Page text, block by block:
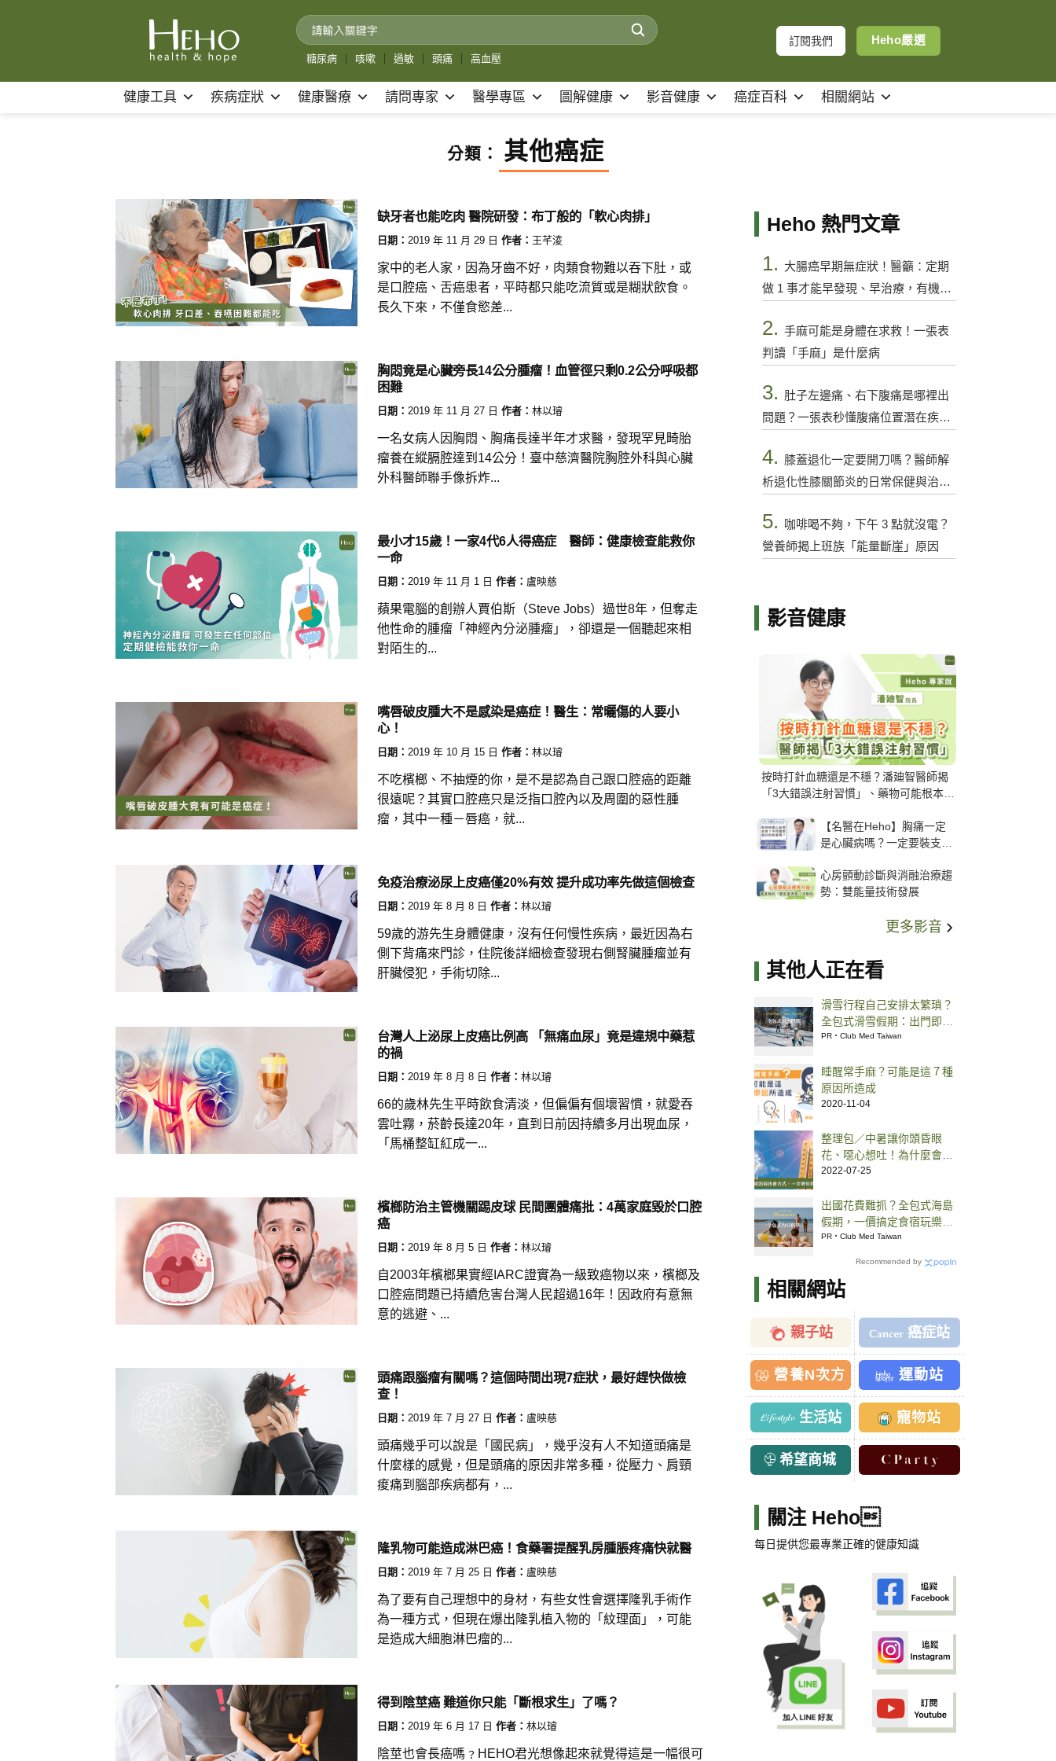
糖尿病 咳嗽 過敏 頭痛 高血壓
訂閱我們 Heho嚴選
健康工具 疾病症狀 健康醫療 請問專家 醫學專區 圖解健康 影音健康 癌症百科 相關網站
分類： 其他癌症
缺牙者也能吃肉 醫院研發：布丁般的「軟心肉排」
日期： 2019 年 11 月 29 日 作者： 王芊淩
家中的老人家，因為牙齒不好，肉類食物難以吞下肚，或
是口腔癌、舌癌患者，平時都只能吃流質或是糊狀飲食。
長久下來，不僅食慾差...
胸悶竟是心臟旁長14公分腫瘤！血管徑只剩0.2公分呼吸都
困難
日期： 2019 年 11 月 27 日 作者： 林以璿
一名女病人因胸悶、胸痛長達半年才求醫，發現罕見畸胎
瘤養在縱膈腔達到14公分！臺中慈濟醫院胸腔外科與心臟
外科醫師聯手像拆炸...
最小才15歲！一家4代6人得癌症 醫師：健康檢查能救你
一命
日期： 2019 年 11 月 1 日 作者： 盧映慈
蘋果電腦的創辦人賈伯斯（Steve Jobs）過世8年，但奪走
他性命的腫瘤「神經內分泌腫瘤」，卻還是一個聽起來相
對陌生的...
嘴唇破皮腫大不是感染是癌症！醫生：常曬傷的人要小
心！
日期： 2019 年 10 月 15 日 作者： 林以璿
不吃檳榔、不抽煙的你，是不是認為自己跟口腔癌的距離
很遠呢？其實口腔癌只是泛指口腔內以及周圍的惡性腫
瘤，其中一種－唇癌，就...
免疫治療泌尿上皮癌僅20%有效 提升成功率先做這個檢查
日期： 2019 年 8 月 8 日 作者： 林以璿
59歲的游先生身體健康，沒有任何慢性疾病，最近因為右
側下背痛來門診，住院後詳細檢查發現右側腎臟腫瘤並有
肝臟侵犯，手術切除...
台灣人上泌尿上皮癌比例高 「無痛血尿」竟是違規中藥惹
的禍
日期： 2019 年 8 月 8 日 作者： 林以璿
66的歲林先生平時飲食清淡，但偏偏有個壞習慣，就愛吞
雲吐霧，菸齡長達20年，直到日前因持續多月出現血尿，
「馬桶整缸紅成一...
檳榔防治主管機關踢皮球 民間團體痛批：4萬家庭毀於口腔
癌
日期： 2019 年 8 月 5 日 作者： 林以璿
自2003年檳榔果實經IARC證實為一級致癌物以來，檳榔及
口腔癌問題已持續危害台灣人民超過16年！因政府有意無
意的逃避、...
頭痛跟腦瘤有關嗎？這個時間出現7症狀，最好趕快做檢
查！
日期： 2019 年 7 月 27 日 作者： 盧映慈
頭痛幾乎可以說是「國民病」，幾乎沒有人不知道頭痛是
什麼樣的感覺，但是頭痛的原因非常多種，從壓力、肩頸
痠痛到腦部疾病都有，...
隆乳物可能造成淋巴癌！食藥署提醒乳房腫脹疼痛快就醫
日期： 2019 年 7 月 25 日 作者： 盧映慈
為了要有自己理想中的身材，有些女性會選擇隆乳手術作
為一種方式，但現在爆出隆乳植入物的「紋理面」，可能
是造成大細胞淋巴瘤的...
得到陰莖癌 難道你只能「斷根求生」了嗎？
日期： 2019 年 6 月 17 日 作者： 林以璿
陰莖也會長癌嗎﹖HEHO君光想像起來就覺得這是一幅很可
Heho 熱門文章
1. 大腸癌早期無症狀！醫籲：定期
做 1 事才能早發現、早治療，有機會
2. 手麻可能是身體在求救！一張表
判讀「手麻」是什麼病
3. 肚子左邊痛、右下腹痛是哪裡出
問題？一張表秒懂腹痛位置潛在疾病
4. 膝蓋退化一定要開刀嗎？醫師解
析退化性膝關節炎的日常保健與治療
5.
咖啡喝不夠，下午 3 點就沒電？
營養師揭上班族「能量斷崖」原因
影音健康
按時打針血糖還是不穩？潘廸智醫師揭
「3大錯誤注射習慣」、藥物可能根本沒
【名醫在Heho】胸痛一定
是心臟病嗎？一定要裝支
解析支架種類、風險與選擇
關鍵
心房顫動診斷與消融治療趨
勢：雙能量技術發展
更多影音
其他人正在看
滑雪行程自己安排太繁瑣？
全包式滑雪假期：出門即雪
場，一價全包不怕預算爆
PR・Club Med Taiwan
睡醒常手麻？可能是這７種
原因所造成
2020-11-04
整理包／中暑讓你頭昏眼
花、噁心想吐！為什麼會中
暑？你是容易中暑的高危險
和不可做的事
2022-07-25
出國花費難抓？全包式海島
假期，一價搞定食宿玩樂，
省錢更省心！
PR・Club Med Taiwan
Recommended by
相關網站
親子站 癌症站
營養N次方 運動站
生活站 寵物站
希望商城
關注 Heho
每日提供您最專業正確的健康知識